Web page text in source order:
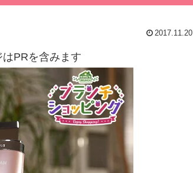
2017.11.20
PRを含みます